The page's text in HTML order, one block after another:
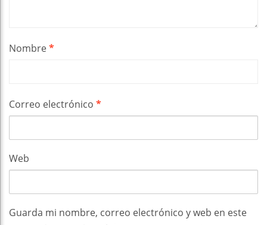
Nombre*
Correo electrónico *
Web
Guarda mi nombre, correo electrónico y web en este